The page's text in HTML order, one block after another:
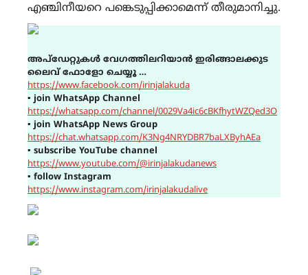
എഞ്ചിനീയറെ പങ്കെടുപ്പിക്കാമെന്ന് തീരുമാനിച്ചു.
അപ്ഡേറ്റുകൾ വേഗത്തിലറിയാൻ ഇരിങ്ങാലക്കുട
ലൈവ് ഫോളോ ചെയ്യൂ …
https://www.facebook.com/irinjalakuda
▪ join WhatsApp Channel
https://whatsapp.com/channel/0029Va4ic6cBKfhytWZQed3O
▪ join WhatsApp News Group
https://chat.whatsapp.com/K3Ng4NRYDBR7baLXByhAEa
▪ subscribe YouTube channel
https://www.youtube.com/@irinjalakudanews
▪ follow Instagram
https://www.instagram.com/irinjalakudalive